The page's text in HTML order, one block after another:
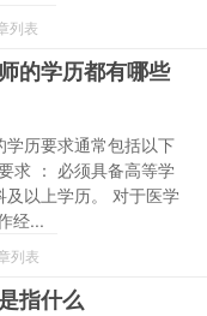
列表
的学历都有哪些
学历要求通常包括以下
求 ： 必须具备高等学
及以上学历。 对于医学
经...
列表
指什么